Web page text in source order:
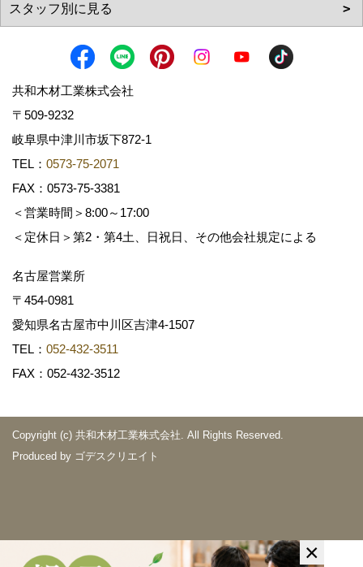
共和木材工業株式会社
〒509-9232
岐阜県中津川市坂下872‐1
TEL： 0573-75-2071
FAX：0573-75-3381
＜営業時間＞8:00～17:00
＜定休日＞第2・第4土、日祝日、その他会社規定による
名古屋営業所
〒454-0981
愛知県名古屋市中川区吉津4-1507
TEL： 052-432-3511
FAX：052-432-3512
Copyright (c) 共和木材工業株式会社. All Rights Reserved.
Produced by ゴデスクリエイト
×